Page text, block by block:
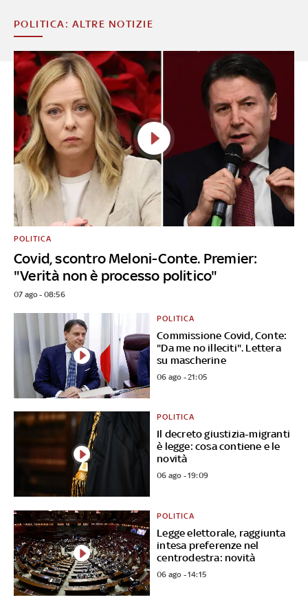
POLITICA: ALTRE NOTIZIE
Covid, scontro Meloni-Conte. Premier:
"Verità non è processo politico"
POLITICA
07 ago - 08:56
Commissione Covid, Conte:
"Da me no illeciti". Lettera
su mascherine
POLITICA
06 ago - 21:05
Il decreto giustizia-migranti
è legge: cosa contiene e le
novità
POLITICA
06 ago - 19:09
Legge elettorale, raggiunta
intesa preferenze nel
centrodestra: novità
POLITICA
06 ago - 14:15